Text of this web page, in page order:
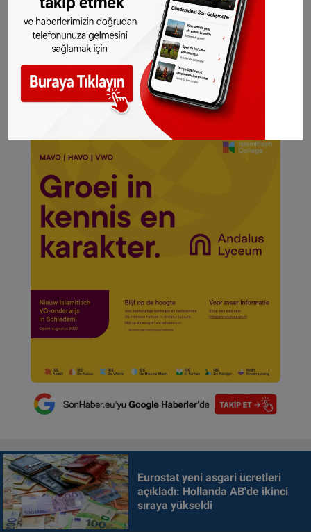
belirtilen açıklamaya göre gündüz sıcaklıklar 0
derecenin biraz üzerinde seyretmesi
beklenmekte.
©SONHABER.EU
Eurostat yeni asgari ücretleri
açıkladı: Hollanda AB'de ikinci
sıraya yükseldi